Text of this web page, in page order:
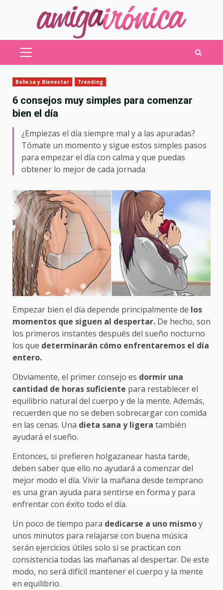
MENÚ
Belleza y Bienestar Trending
6 consejos muy simples para comenzar
bien el día
¿Empiezas el día siempre mal y a las apuradas?
Tómate un momento y sigue estos simples pasos
para empezar el día con calma y que puedas
obtener lo mejor de cada jornada
Empezar bien el día depende principalmente de los
momentos que siguen al despertar. De hecho, son
los primeros instantes después del sueño nocturno
los que determinarán cómo enfrentaremos el día
entero.
Obviamente, el primer consejo es dormir una
cantidad de horas suficiente para restablecer el
equilibrio natural del cuerpo y de la mente. Además,
recuerden que no se deben sobrecargar con comida
en las cenas. Una dieta sana y ligera también
ayudará el sueño.
Entonces, si prefieren holgazanear hasta tarde,
deben saber que ello no ayudará a comenzar del
mejor modo el día. Vivir la mañana desde temprano
es una gran ayuda para sentirse en forma y para
enfrentar con éxito todo el día.
Un poco de tiempo para dedicarse a uno mismoy
unos minutos para relajarse con buena música
serán ejercicios útiles solo si se practican con
consistencia todas las mañanas al despertar. De este
modo, no será difícil mantener el cuerpo y la mente
en equilibrio.